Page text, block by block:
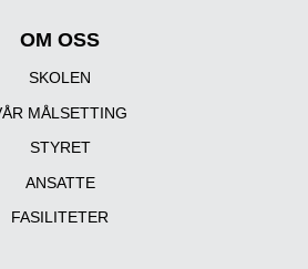
OM OSS
SKOLEN
MÅLSETTING
STYRET
ANSATTE
FASILITETER